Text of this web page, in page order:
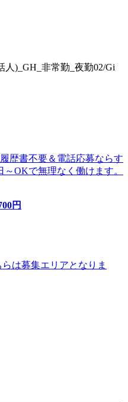
)_GH_非常勤_夜勤02/Gi
歴書不要＆電話応募ならす
OKで無理なく働けます。
円
は募集エリアとなりま